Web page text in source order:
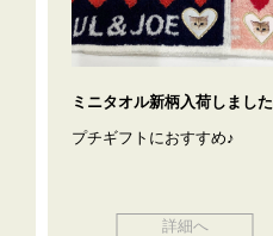
ミニタオル新柄入荷しました
プチギフトにおすすめ♪
詳細へ